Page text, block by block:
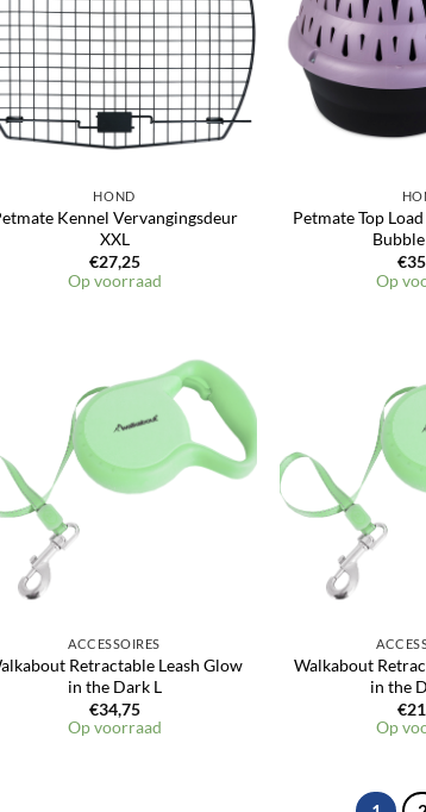
HOND
Kennel Vervangingsdeur
XXL
€27,25
Op voorraad
Petmate Top
€
Op
Toevoegen
verlanglijst
ACCESSOIRES
Retractable Leash Glow
in the Dark L
€34,75
Op voorraad
Walkabout
in the
€
Op